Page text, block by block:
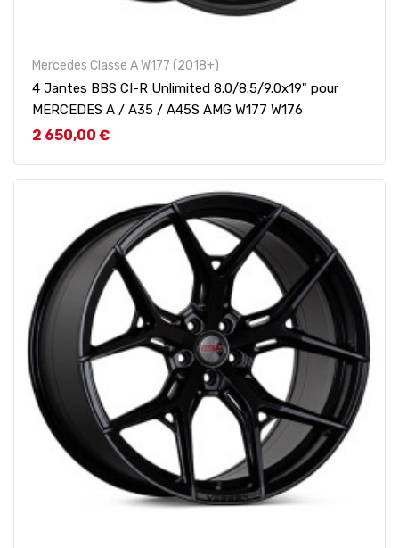
Mercedes Classe A W177 (2018+)
4 Jantes BBS CI-R Unlimited 8.0/8.5/9.0x19" pour
MERCEDES A / A35 / A45S AMG W177 W176
Prix
2 650,00 €